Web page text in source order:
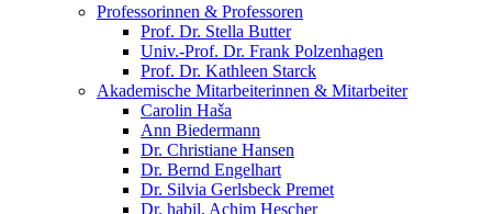
Professorinnen & Professoren
Prof. Dr. Stella Butter
Univ.-Prof. Dr. Frank Polzenhagen
Prof. Dr. Kathleen Starck
Akademische Mitarbeiterinnen & Mitarbeiter
Carolin Haša
Ann Biedermann
Dr. Christiane Hansen
Dr. Bernd Engelhart
Dr. Silvia Gerlsbeck Premet
Dr. habil. Achim Hescher